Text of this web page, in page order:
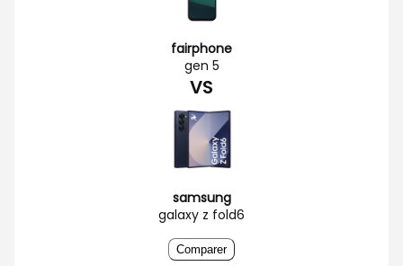
fairphone
gen 5
VS
samsung
galaxy z fold6
Comparer